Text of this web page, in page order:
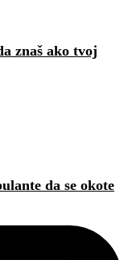
znaš ako tvoj
da se okote